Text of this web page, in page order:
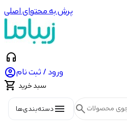
پرش به محتوای اصلی
headphones
ورود / ثبت نام
 سبد خرید
menuدسته‌بندی‌ها search